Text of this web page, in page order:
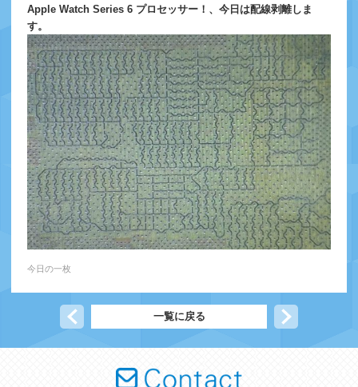
Apple Watch Series 6 プロセッサー！、今日は配線剥離しま
す。
今日の一枚
一覧に戻る